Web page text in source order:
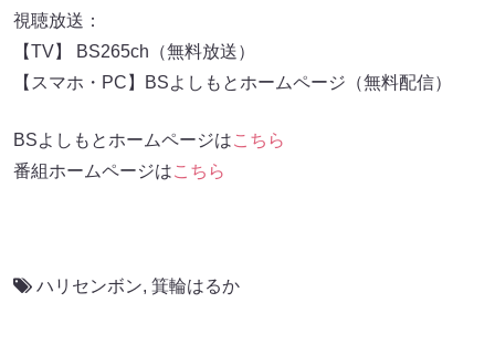
視聴放送：
【TV】 BS265ch（無料放送）
【スマホ・PC】BSよしもとホームページ（無料配信）
BSよしもとホームページはこちら
番組ホームページはこちら
ハリセンボン, 箕輪はるか